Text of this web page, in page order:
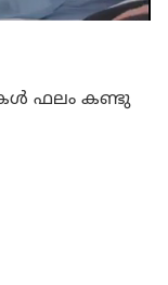
ഫലം കണ്ടു